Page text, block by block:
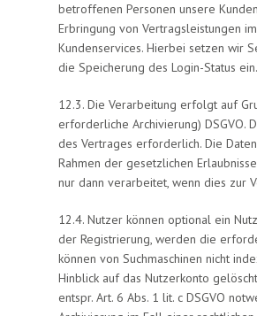
betroffenen Personen unsere
Erbringung von Vertragsleistungen
Kundenservices. Hierbei setzen wir
die Speicherung des Login-Status ein.
12.3. Die Verarbeitung erfolgt auf
erforderliche Archivierung) DSGVO.
des Vertrages erforderlich. Die
Rahmen der gesetzlichen
nur dann verarbeitet, wenn dies zur
12.4. Nutzer können optional ein
der Registrierung, werden die
können von Suchmaschinen nicht
Hinblick auf das Nutzerkonto
entspr. Art. 6 Abs. 1 lit. c DSGVO